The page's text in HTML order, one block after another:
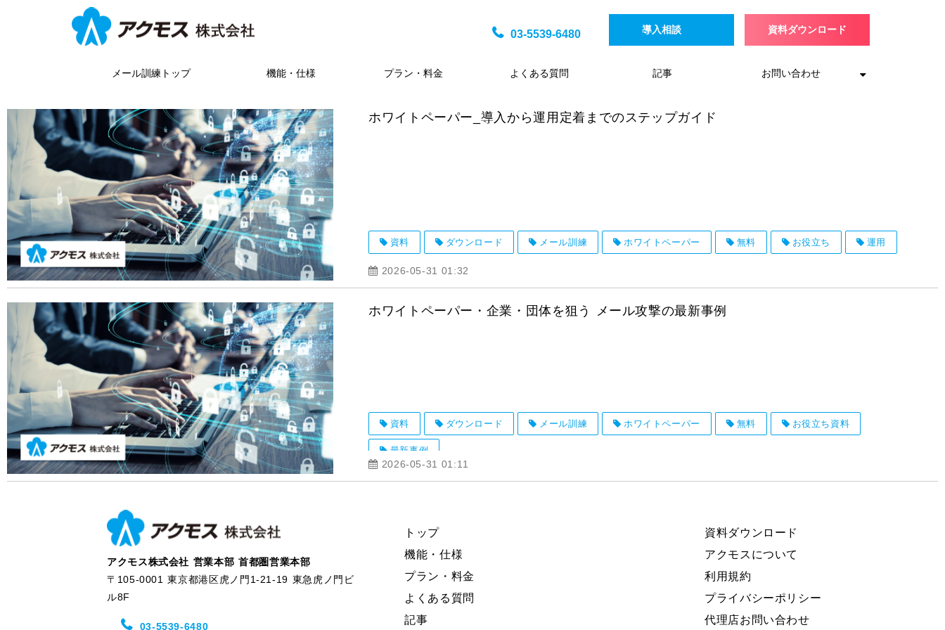
03-5539-6480 導入相談 資料ダウンロード
メール訓練トップ 機能・仕様 プラン・料金 よくある質問 記事 お問い合わせ
ホワイトペーパー_導入から運用定着までのステップガイド
資料 ダウンロード メール訓練 ホワイトペーパー 無料 お役立ち 運用
2026-05-31 01:32
ホワイトペーパー・企業・団体を狙う メール攻撃の最新事例
資料 ダウンロード メール訓練 ホワイトペーパー 無料 お役立ち資料
最新事例
2026-05-31 01:11
アクモス株式会社 営業本部 首都圏営業本部
〒105-0001 東京都港区虎ノ門1-21-19 東急虎ノ門ビ
ル8F
03-5539-6480
トップ
機能・仕様
プラン・料金
よくある質問
記事
資料ダウンロード
アクモスについて
利用規約
プライバシーポリシー
代理店お問い合わせ